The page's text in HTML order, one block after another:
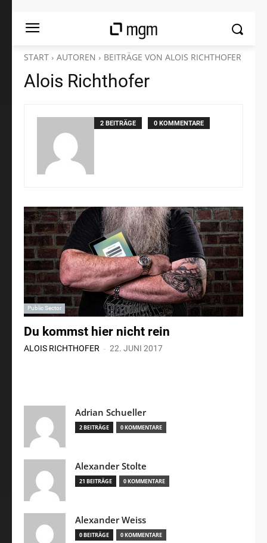
START AUTOREN BEITRÄGE VON ALOIS RICHTHOFER
Alois Richthofer
2 BEITRÄGE 0 KOMMENTARE
Public Sector
Du kommst hier nicht rein
ALOIS RICHTHOFER - 22. JUNI 2017
Adrian Schueller
2 BEITRÄGE 0 KOMMENTARE
Alexander Stolte
21 BEITRÄGE 0 KOMMENTARE
Alexander Weiss
0 BEITRÄGE 0 KOMMENTARE